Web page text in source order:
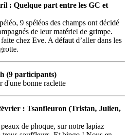
: Quelque part entre les GC et
9 spéléos des champs ont décidé
de leur matériel de grimpe.
chez Eve. A défaut d’aller dans les
(9 participants)
d'une bonne raclette
: Tsanfleuron (Tristan, Julien,
de phoque, sur notre lapiaz